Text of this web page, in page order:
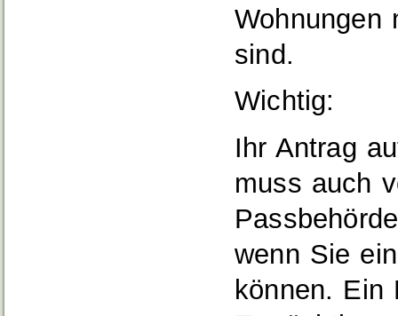
Wohnungen
sind.
Wichtig:
Ihr Antrag
muss auch
wenn Sie
können. Ein